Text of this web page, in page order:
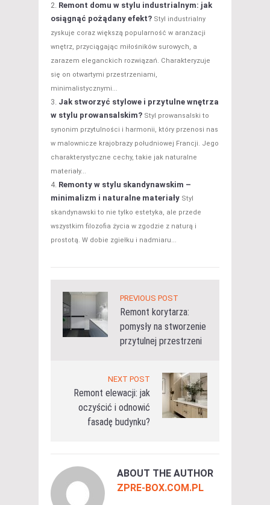
Remont domu w stylu industrialnym: jak
osiągnąć pożądany efekt? Styl industrialny
zyskuje coraz większą popularność w aranżacji
wnętrz, przyciągając miłośników surowych, a
zarazem eleganckich rozwiązań. Charakteryzuje
się on otwartymi przestrzeniami,
minimalistycznymi...
Jak stworzyć stylowe i przytulne wnętrza
w stylu prowansalskim? Styl prowansalski to
synonim przytulności i harmonii, który przenosi nas
w malownicze krajobrazy południowej Francji. Jego
charakterystyczne cechy, takie jak naturalne
materiały...
Remonty w stylu skandynawskim –
minimalizm i naturalne materiały Styl
skandynawski to nie tylko estetyka, ale przede
wszystkim filozofia życia w zgodzie z naturą i
prostotą. W dobie zgiełku i nadmiaru...
PREVIOUS POST
Remont korytarza:
pomysły na stworzenie
przytulnej przestrzeni
NEXT POST
Remont elewacji: jak
oczyścić i odnowić
fasadę budynku?
ABOUT THE AUTHOR
ZPRE-BOX.COM.PL